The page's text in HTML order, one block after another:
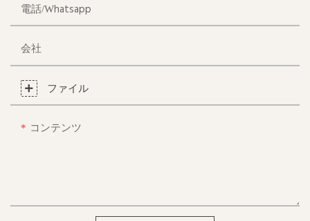
電話/whatsapp
会社
ファイル
コンテンツ